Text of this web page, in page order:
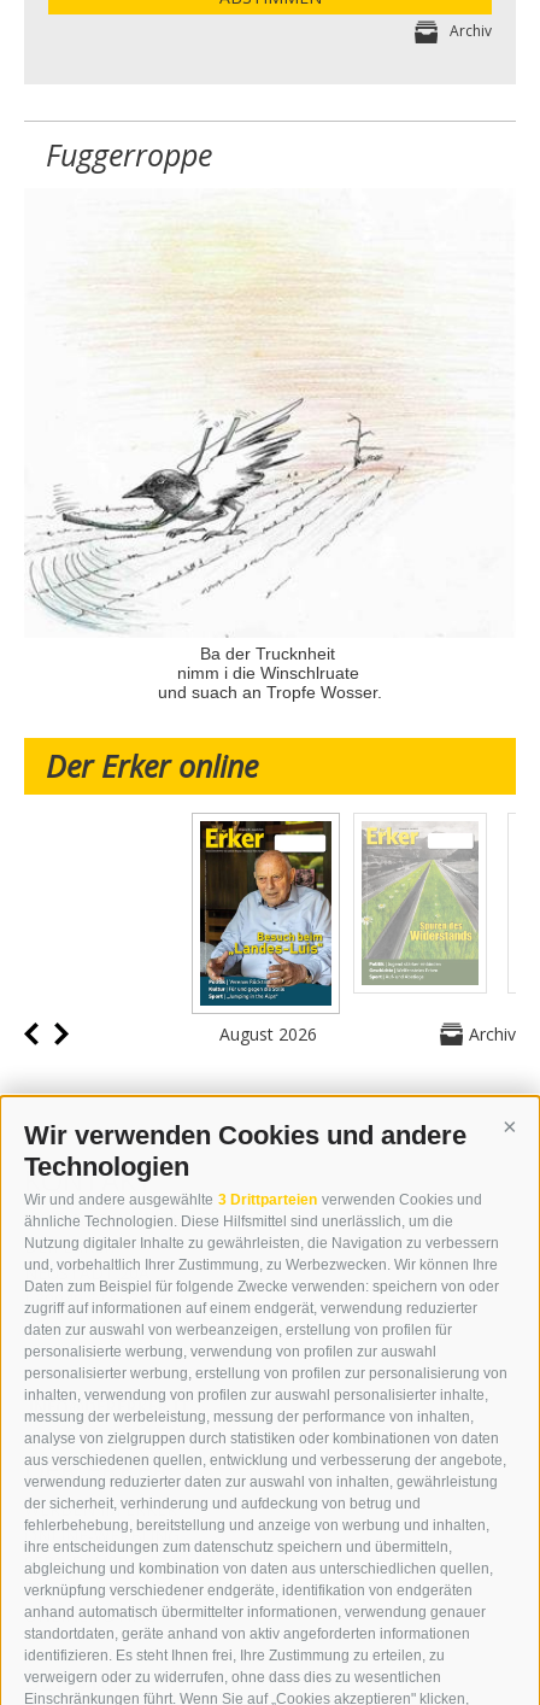
Wir verwenden Cookies und andere
Technologien
Wir und andere ausgewählte 3 Drittparteien verwenden Cookies und
ähnliche Technologien. Diese Hilfsmittel sind unerlässlich, um die
Nutzung digitaler Inhalte zu gewährleisten, die Navigation zu verbessern
und, vorbehaltlich Ihrer Zustimmung, zu Werbezwecken. Wir können Ihre
Daten zum Beispiel für folgende Zwecke verwenden: speichern von oder
zugriff auf informationen auf einem endgerät, verwendung reduzierter
daten zur auswahl von werbeanzeigen, erstellung von profilen für
personalisierte werbung, verwendung von profilen zur auswahl
personalisierter werbung, erstellung von profilen zur personalisierung von
inhalten, verwendung von profilen zur auswahl personalisierter inhalte,
messung der werbeleistung, messung der performance von inhalten,
analyse von zielgruppen durch statistiken oder kombinationen von daten
aus verschiedenen quellen, entwicklung und verbesserung der angebote,
verwendung reduzierter daten zur auswahl von inhalten, gewährleistung
der sicherheit, verhinderung und aufdeckung von betrug und
fehlerbehebung, bereitstellung und anzeige von werbung und inhalten,
ihre entscheidungen zum datenschutz speichern und übermitteln,
abgleichung und kombination von daten aus unterschiedlichen quellen,
verknüpfung verschiedener endgeräte, identifikation von endgeräten
anhand automatisch übermittelter informationen, verwendung genauer
standortdaten, geräte anhand von aktiv angeforderten informationen
identifizieren. Es steht Ihnen frei, Ihre Zustimmung zu erteilen, zu
verweigern oder zu widerrufen, ohne dass dies zu wesentlichen
Einschränkungen führt. Wenn Sie auf „Cookies akzeptieren" klicken,
Archiv
Fuggerroppe
Ba der Trucknheit
nimm i die Winschlruate
und suach an Tropfe Wosser.
Der Erker online
August 2026 Archiv
KONTAKT
WIPP-MEDIA GMBH
DER ERKER
NEUSTADT 20A
I-39049 STERZING
TEL.: +39 0472 766876
GRAFIK@DERERKER.IT
INFO@DERERKER.IT
BARBARA.FONTANA@DERERKER.IT
DER ERKER
WERBEN IM ERKER
ONLINE-WERBUNG
SEPA-DAUERAUFTRAG
REGELN LESERKOMMENTARE
ONLINE VOTING
SERVICE